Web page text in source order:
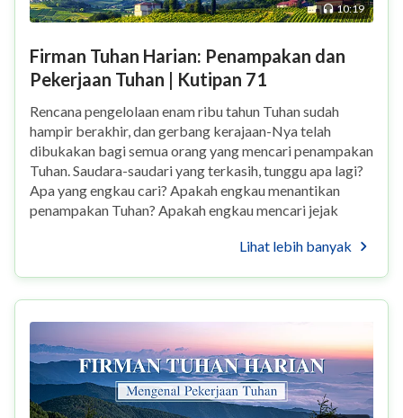
10:19
Firman Tuhan Harian: Penampakan dan
Pekerjaan Tuhan | Kutipan 71
Rencana pengelolaan enam ribu tahun Tuhan sudah
hampir berakhir, dan gerbang kerajaan-Nya telah
dibukakan bagi semua orang yang mencari penampakan
Tuhan. Saudara-saudari yang terkasih, tunggu apa lagi?
Apa yang engkau cari? Apakah engkau menantikan
penampakan Tuhan? Apakah engkau mencari jejak
Lihat lebih banyak